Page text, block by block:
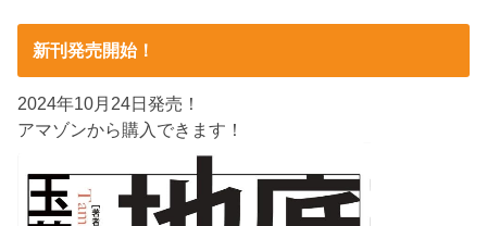
新刊発売開始！
2024年10月24日発売！
アマゾンから購入できます！